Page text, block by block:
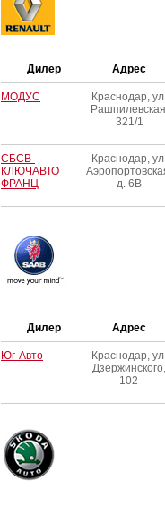
Дилер Адрес
МОДУС
Краснодар,
321/1
СБСВ-
КЛЮЧАВТО
ФРАНЦ
Краснодар,
д. 6В
Дилер Адрес
Юг-Авто
Краснодар,
Дзержинского,
102